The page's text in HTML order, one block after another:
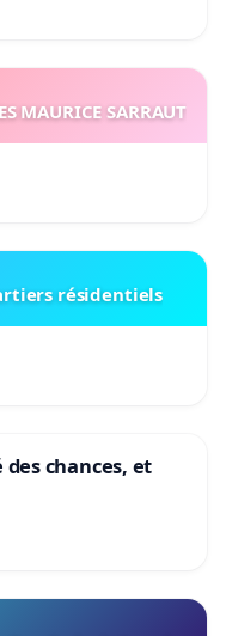
MAURICE SARRAUT
résidentiels
chances, et